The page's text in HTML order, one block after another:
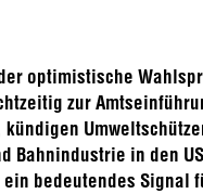
der optimistische
zur
in den
ein bedeutendes